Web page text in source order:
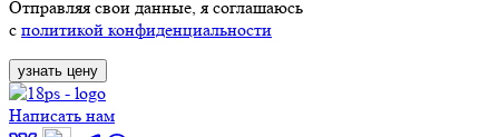
Отправляя свои данные, я соглашаюсь
с политикой конфиденциальности
Написать нам